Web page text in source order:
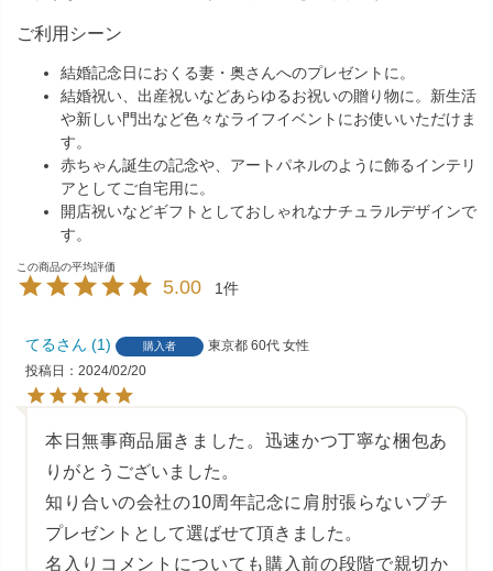
ご利用シーン
結婚記念日におくる妻・奥さんへのプレゼントに。
結婚祝い、出産祝いなどあらゆるお祝いの贈り物に。新生活
や新しい門出など色々なライフイベントにお使いいただけま
す。
赤ちゃん誕生の記念や、アートパネルのように飾るインテリ
アとしてご自宅用に。
開店祝いなどギフトとしておしゃれなナチュラルデザインで
す。
5.00 1
てる 1 購入者 東京都 60代 女性
投稿日
2024/02/20
本日無事商品届きました。迅速かつ丁寧な梱包あ
りがとうございました。
知り合いの会社の10周年記念に肩肘張らないプチ
プレゼントとして選ばせて頂きました。
名入りコメントについても購入前の段階で親切か